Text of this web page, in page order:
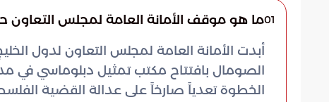
01ما هو موقف الأمانة العامة لمجلس التعاون
أبدت الأمانة العامة لمجلس التعاون لدول
الصومال بافتتاح مكتب تمثيل دبلوماسي في
الخطوة تعدياً صارخاً على عدالة القضية